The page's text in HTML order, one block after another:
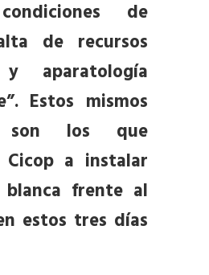
de
de recursos
y aparatología
Estos mismos
son los que
a instalar
blanca frente al
estos tres días